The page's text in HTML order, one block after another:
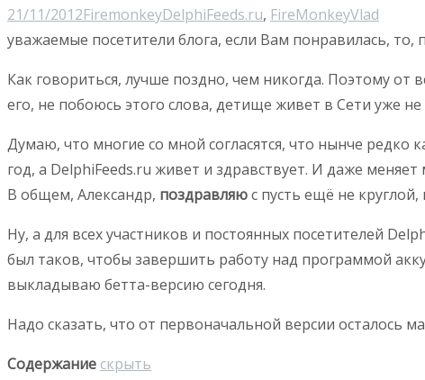
21/11/2012FiremonkeyDelphiFeeds.ru, FireMonkeyVlad
уважаемые посетители блога, если Вам понравилась,
Как говориться, лучше поздно, чем никогда. Поэтому
его, не побоюсь этого слова, детище живет в Сети уже
Думаю, что многие со мной согласятся, что нынче
год, а DelphiFeeds.ru живет и здравствует. И даже
В общем, Александр, поздравляюс пусть ещё не
Ну, а для всех участников и постоянных посетителей
был таков, чтобы завершить работу над программой
выкладываю бетта-версию сегодня.
Надо сказать, что от первоначальной версии осталось
Содержание скрыть